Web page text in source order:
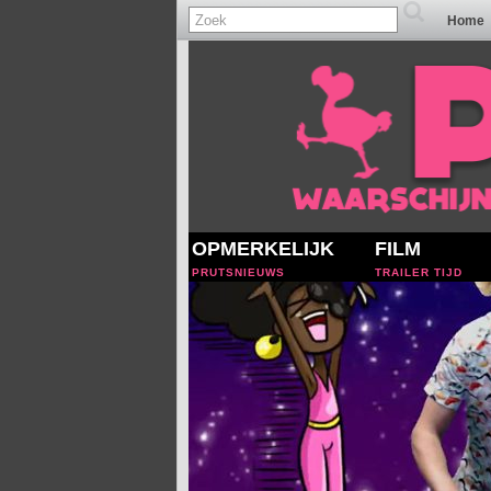
Home
OPMERKELIJK
PRUTSNIEUWS
FILM
TRAILER TIJD